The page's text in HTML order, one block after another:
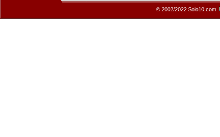
© 2002/2022 Solo10.com